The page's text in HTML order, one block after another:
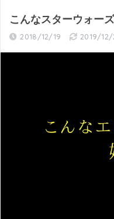
こんなスターウォー
2018/12/19 2019/12/